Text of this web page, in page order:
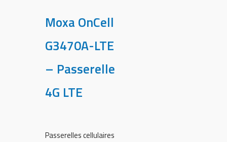
Moxa OnCell
G3470A-LTE
– Passerelle
4G LTE
Passerelles cellulaires